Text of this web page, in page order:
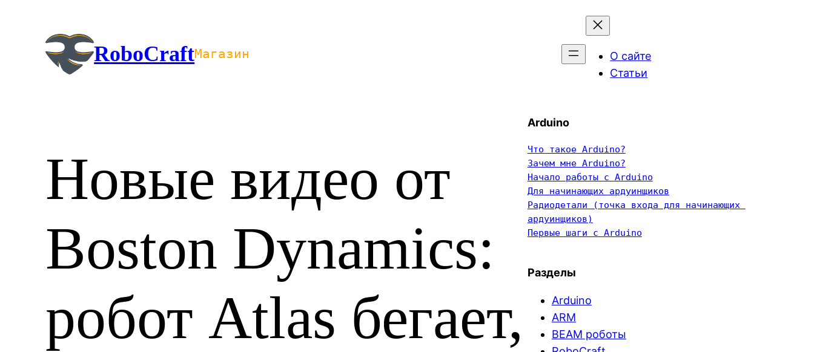
содержимому
RoboCraftМагазин
О сайте
Статьи
Новые видео от
Boston Dynamics:
робот Atlas бегает,
Arduino
Что такое Arduino?
Зачем мне Arduino?
Начало работы с Arduino
Для начинающих ардуинщиков
Радиодетали (точка входа для начинающих
ардуинщиков)
Первые шаги с Arduino
Разделы
Arduino
ARM
BEAM роботы